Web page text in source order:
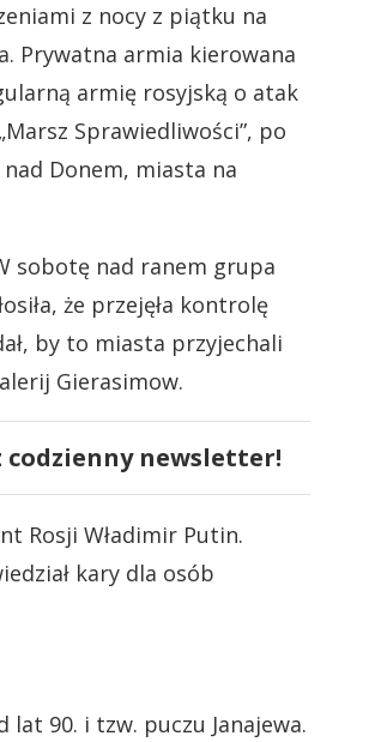
z nocy z piątku na
Prywatna armia kierowana
armię rosyjską o atak
Sprawiedliwości”, po
Donem, miasta na
sobotę nad ranem grupa
że przejęła kontrolę
by to miasta przyjechali
Gierasimow.
codzienny newsletter!
Rosji Władimir Putin.
kary dla osób
90. i tzw. puczu Janajewa.